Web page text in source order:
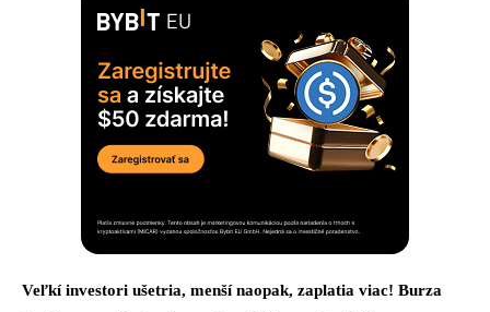
Veľkí investori ušetria, menší naopak, zaplatia viac! Burza